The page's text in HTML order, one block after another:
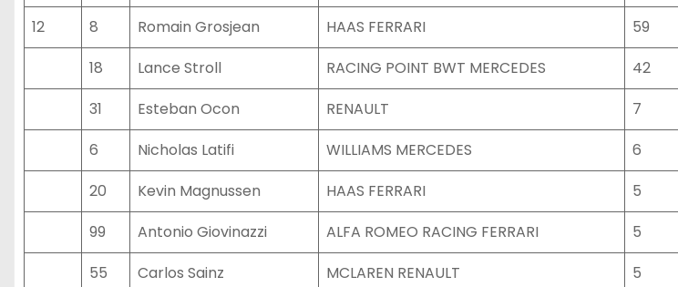
12
8 Romain Grosjean HAAS FERRARI 59
18
Lance Stroll RACING POINT BWT MERCEDES 42
31
Esteban Ocon RENAULT 7
6
Nicholas Latifi WILLIAMS MERCEDES 6
20
Kevin Magnussen HAAS FERRARI 5
99
Antonio Giovinazzi ALFA ROMEO RACING FERRARI 5
55
Carlos Sainz MCLAREN RENAULT 5